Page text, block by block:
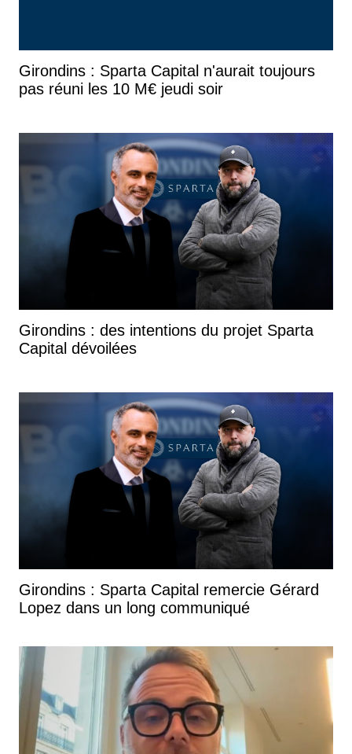
Girondins : Sparta Capital n'aurait toujours
pas réuni les 10 M€ jeudi soir
Girondins : des intentions du projet Sparta
Capital dévoilées
Girondins : Sparta Capital remercie Gérard
Lopez dans un long communiqué